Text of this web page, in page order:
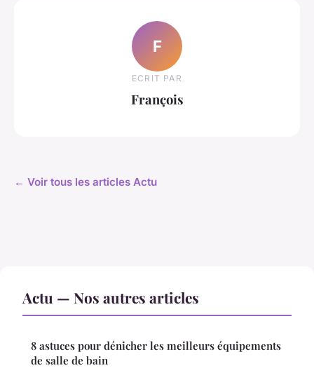
F
ECRIT PAR
François
← Voir tous les articles Actu
Actu — Nos autres articles
8 astuces pour dénicher les meilleurs équipements
de salle de bain